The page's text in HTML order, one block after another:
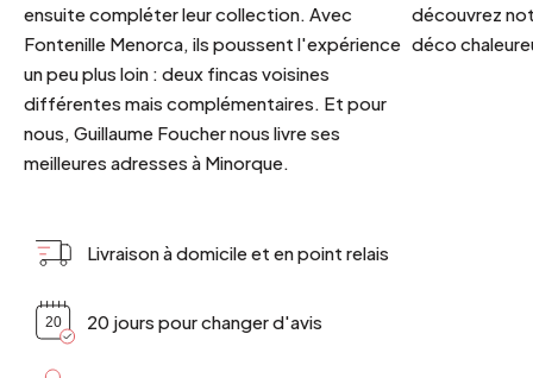
ensuite compléter leur collection. Avec
Fontenille Menorca, ils poussent l'expérience
un peu plus loin : deux fincas voisines
différentes mais complémentaires. Et pour
nous, Guillaume Foucher nous livre ses
meilleures adresses à Minorque.
découvrez
déco
Livraison à domicile et en point relais
20 jours pour changer d'avis